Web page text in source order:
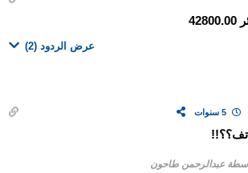
عرض الردود (2)
5 سنوات